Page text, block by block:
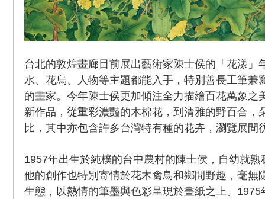
台北的敦煌畫廊目前展出藝術家陳士侯的「花漾」
水、花烏、人物等主題都能入手，特別善長工筆兼
的畫家。今年陳士侯更加傾注全力描繪百花萬象之
新作品，從重彩濃豔的木棉花，到清雅的野百合，
比，其中亦包含許多台灣特有種的花卉，瀏覽展間
1957年出生於純樸的台中農村的陳士侯，自幼就
他的創作也特別寄情於花木禽鳥和鄉間野趣，毫無
生態，以熱情的筆墨與色彩呈現於畫紙之上。